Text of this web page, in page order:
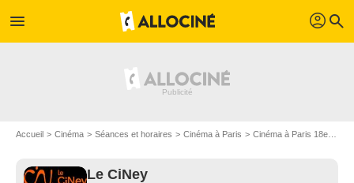
menu profil search
Accueil Cinéma Séances et horaires Cinéma à Paris Cinéma à Paris 18e arrondissement
Le CiNey